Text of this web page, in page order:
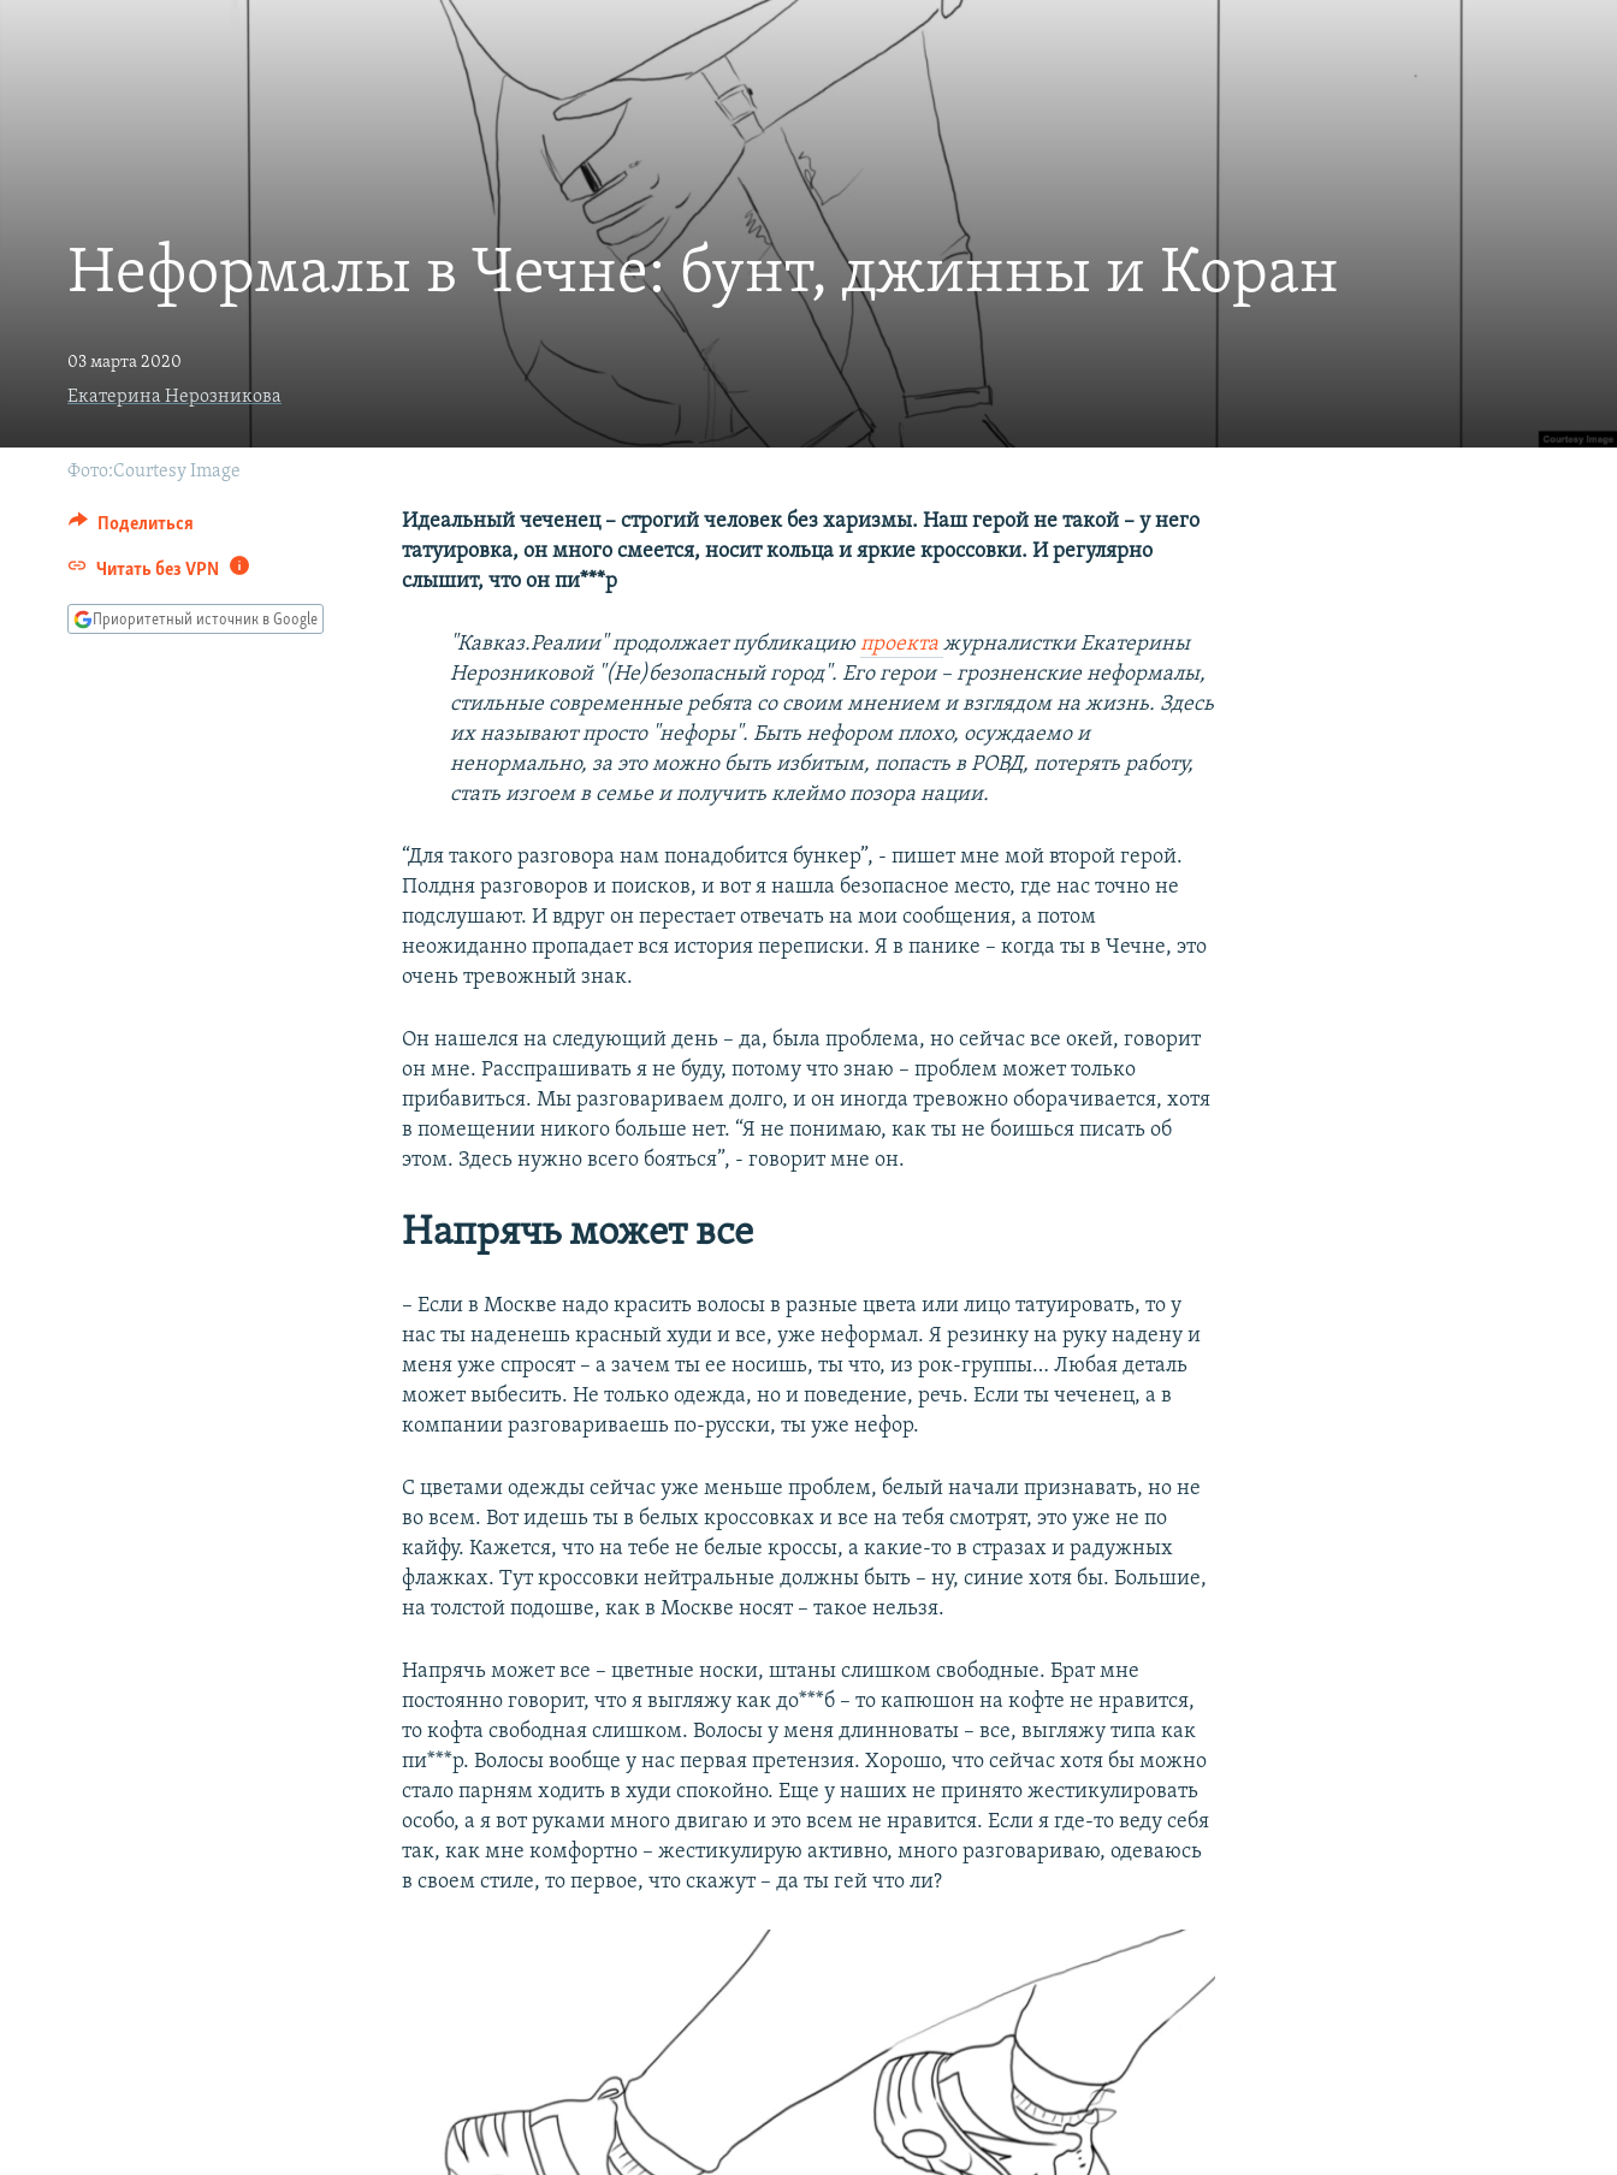
Неформалы в Чечне: бунт, джинны и Коран
03 марта 2020
Екатерина Нерозникова
Фото:Courtesy Image
Поделиться
Читать без VPN
Приоритетный источник в Google
Идеальный чеченец – строгий человек без харизмы. Наш герой не такой – у него
татуировка, он много смеется, носит кольца и яркие кроссовки. И регулярно
слышит, что он пи***р
"Кавказ.Реалии" продолжает публикацию проекта журналистки Екатерины
Нерозниковой "(Не)безопасный город". Его герои – грозненские неформалы,
стильные современные ребята со своим мнением и взглядом на жизнь. Здесь
их называют просто "нефоры". Быть нефором плохо, осуждаемо и
ненормально, за это можно быть избитым, попасть в РОВД, потерять работу,
стать изгоем в семье и получить клеймо позора нации.
“Для такого разговора нам понадобится бункер”, - пишет мне мой второй герой.
Полдня разговоров и поисков, и вот я нашла безопасное место, где нас точно не
подслушают. И вдруг он перестает отвечать на мои сообщения, а потом
неожиданно пропадает вся история переписки. Я в панике – когда ты в Чечне, это
очень тревожный знак.
Он нашелся на следующий день – да, была проблема, но сейчас все окей, говорит
он мне. Расспрашивать я не буду, потому что знаю – проблем может только
прибавиться. Мы разговариваем долго, и он иногда тревожно оборачивается, хотя
в помещении никого больше нет. “Я не понимаю, как ты не боишься писать об
этом. Здесь нужно всего бояться”, - говорит мне он.
Напрячь может все
– Если в Москве надо красить волосы в разные цвета или лицо татуировать, то у
нас ты наденешь красный худи и все, уже неформал. Я резинку на руку надену и
меня уже спросят – а зачем ты ее носишь, ты что, из рок-группы… Любая деталь
может выбесить. Не только одежда, но и поведение, речь. Если ты чеченец, а в
компании разговариваешь по-русски, ты уже нефор.
С цветами одежды сейчас уже меньше проблем, белый начали признавать, но не
во всем. Вот идешь ты в белых кроссовках и все на тебя смотрят, это уже не по
кайфу. Кажется, что на тебе не белые кроссы, а какие-то в стразах и радужных
флажках. Тут кроссовки нейтральные должны быть – ну, синие хотя бы. Большие,
на толстой подошве, как в Москве носят – такое нельзя.
Напрячь может все – цветные носки, штаны слишком свободные. Брат мне
постоянно говорит, что я выгляжу как до***б – то капюшон на кофте не нравится,
то кофта свободная слишком. Волосы у меня длинноваты – все, выгляжу типа как
пи***р. Волосы вообще у нас первая претензия. Хорошо, что сейчас хотя бы можно
стало парням ходить в худи спокойно. Еще у наших не принято жестикулировать
особо, а я вот руками много двигаю и это всем не нравится. Если я где-то веду себя
так, как мне комфортно – жестикулирую активно, много разговариваю, одеваюсь
в своем стиле, то первое, что скажут – да ты гей что ли?